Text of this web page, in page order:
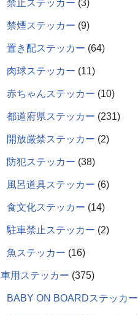
禁止ステッカー 3
禁煙ステッカー 9
置き配ステッカー 64
肉球ステッカー 11
赤ちゃんステッカー 10
都道府県ステッカー 231
開放厳禁ステッカー 2
防犯ステッカー 38
風呂道具ステッカー 6
食文化ステッカー 14
駐車禁止ステッカー 2
魚ステッカー 16
車用ステッカー 375
BABY ON BOARDステッカー